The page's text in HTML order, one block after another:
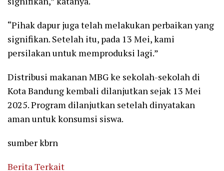
“Pihak dapur juga telah melakukan perbaikan yang
signifikan. Setelah itu, pada 13 Mei, kami
persilakan untuk memproduksi lagi.”
Distribusi makanan MBG ke sekolah-sekolah di
Kota Bandung kembali dilanjutkan sejak 13 Mei
2025. Program dilanjutkan setelah dinyatakan
aman untuk konsumsi siswa.
sumber kbrn
Berita Terkait